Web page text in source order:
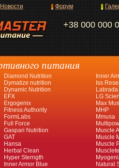
+38 000 000
Новости Форум
питания
Diamond Nutrition
Dymatize nutrition
Dynamic Nutrition
EFX
Ergogenix
Fitness Authority
FormLabs
Full Force
Gaspari Nutrition
GAT
Hansa
Herbal Clean
Hyper Sterngth
Inner Armor Blue
Inner
Iss
Labrada
LG
Max
MHP
Mmusa
Muscle
Muscle
Muscle
Natural